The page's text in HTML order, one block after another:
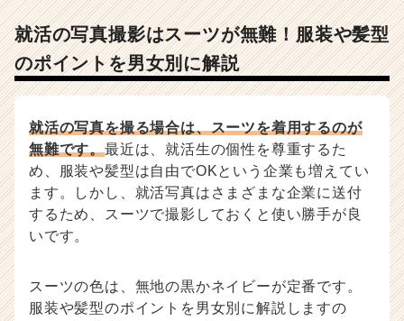
就活の写真撮影はスーツが無難！服装や髪型
のポイントを男女別に解説
就活の写真を撮る場合は、スーツを着用するのが
無難です。最近は、就活生の個性を尊重するた
め、服装や髪型は自由でOKという企業も増えてい
ます。しかし、就活写真はさまざまな企業に送付
するため、スーツで撮影しておくと使い勝手が良
いです。
スーツの色は、無地の黒かネイビーが定番です。
服装や髪型のポイントを男女別に解説しますの